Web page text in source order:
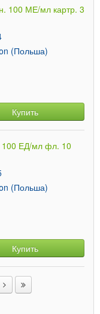
100 МЕ/мл картр. 3
(Польша)
Купить
100 ЕД/мл фл. 10
(Польша)
Купить